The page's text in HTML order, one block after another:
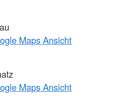
Maps Ansicht
Maps Ansicht